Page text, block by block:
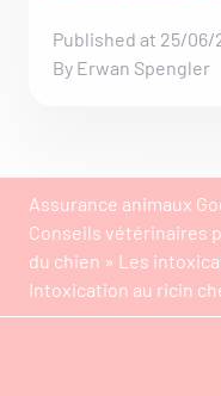
Published at 25/06/
By Erwan Spengler
Assurance animaux
Conseils vétérinaires
du chien » Les
Intoxication au ricin